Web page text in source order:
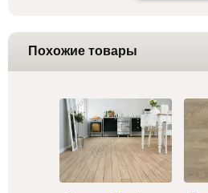
Похожие товары